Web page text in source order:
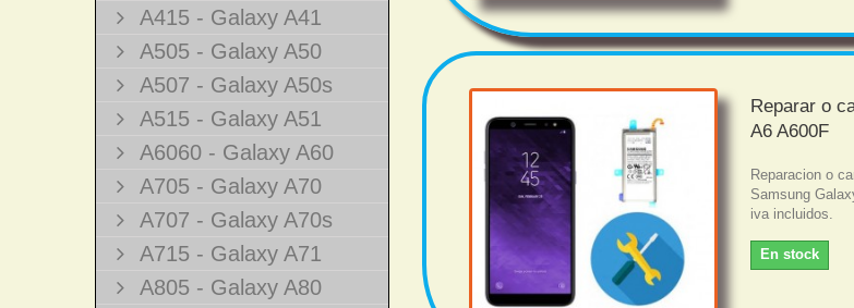
A415 - Galaxy A41
A505 - Galaxy A50
A507 - Galaxy A50s
A515 - Galaxy A51
A6060 - Galaxy A60
A705 - Galaxy A70
A707 - Galaxy A70s
A715 - Galaxy A71
A805 - Galaxy A80
Reparar o
A6 A600F
Reparacion o
Samsung
iva incluidos.
En stock